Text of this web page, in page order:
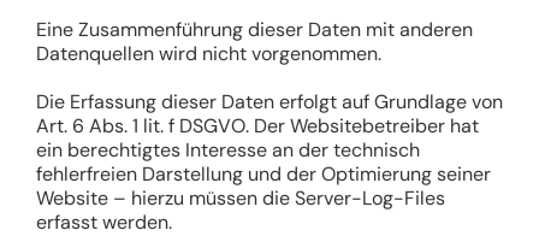
Eine Zusammenführung dieser Daten mit anderen
Datenquellen wird nicht vorgenommen.
Die Erfassung dieser Daten erfolgt auf Grundlage von
Art. 6 Abs. 1 lit. f DSGVO. Der Websitebetreiber hat
ein berechtigtes Interesse an der technisch
fehlerfreien Darstellung und der Optimierung seiner
Website – hierzu müssen die Server-Log-Files
erfasst werden.